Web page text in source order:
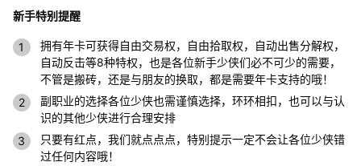
新手特别提醒
拥有年卡可获得自由交易权，自由拾取权，自动出售分解权，
自动反击等8种特权，也是各位新手少侠们必不可少的需要，
不管是搬砖，还是与朋友的换取，都是需要年卡支持的哦！
副职业的选择各位少侠也需谨慎选择，环环相扣，也可以与认
识的其他少侠进行合理安排
只要有红点，我们就点点点，特别提示一定不会让各位少侠错
过任何内容哦！